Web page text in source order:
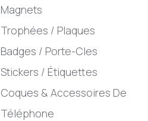
Magnets
Trophées / Plaques
Badges / Porte-Cles
Stickers / Étiquettes
Coques & Accessoires De
Téléphone